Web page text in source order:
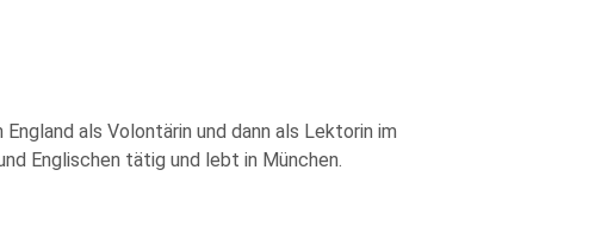
als Volontärin und dann als Lektorin im
Englischen tätig und lebt in München.